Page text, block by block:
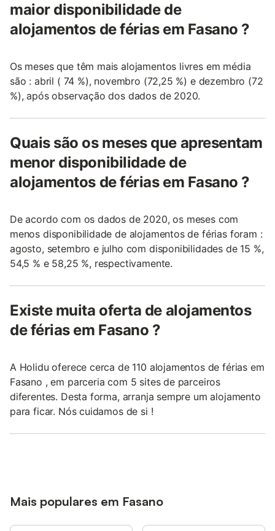
maior disponibilidade de
alojamentos de férias em Fasano ?
Os meses que têm mais alojamentos livres em média
são : abril ( 74 %), novembro (72,25 %) e dezembro (72
%), após observação dos dados de 2020.
Quais são os meses que apresentam
menor disponibilidade de
alojamentos de férias em Fasano ?
De acordo com os dados de 2020, os meses com
menos disponibilidade de alojamentos de férias foram :
agosto, setembro e julho com disponibilidades de 15 %,
54,5 % e 58,25 %, respectivamente.
Existe muita oferta de alojamentos
de férias em Fasano ?
A Holidu oferece cerca de 110 alojamentos de férias em
Fasano , em parceria com 5 sites de parceiros
diferentes. Desta forma, arranja sempre um alojamento
para ficar. Nós cuidamos de si !
Mais populares em Fasano